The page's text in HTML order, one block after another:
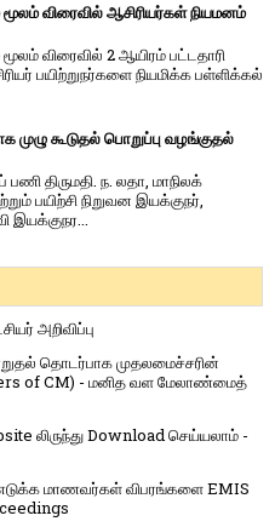
மூலம் விரைவில் ஆசிரியர்கள் நியமனம்
மூலம் விரை​வில் 2 ஆயிரம் பட்​ட​தாரி
பயிற்றுநர்​களை நியமிக்க பள்​ளிக்​கல்​
முழு கூடுதல் பொறுப்பு வழங்குதல்
பணி திருமதி. ந. லதா, மாநிலக்
பயிற்சி நிறுவன இயக்குநர்,
இயக்குநர...
அறிவிப்பு
தொடர்பாக முதலமைச்சரின்
of CM) - மனித வள மேலாண்மைத்
லிருந்து Download செய்யலாம் -
மாணவர்கள் விபரங்களை EMIS